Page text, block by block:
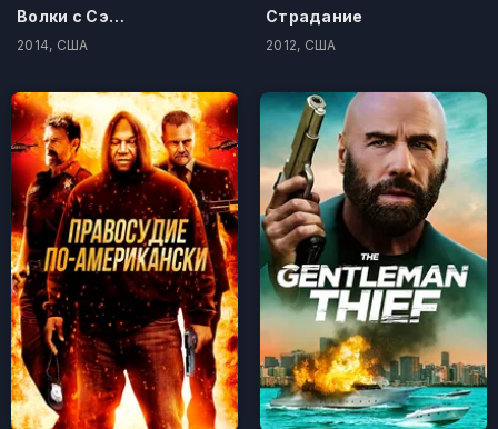
Волки с Сэйвин-Хилл
2014, США
Страдание
2012, США